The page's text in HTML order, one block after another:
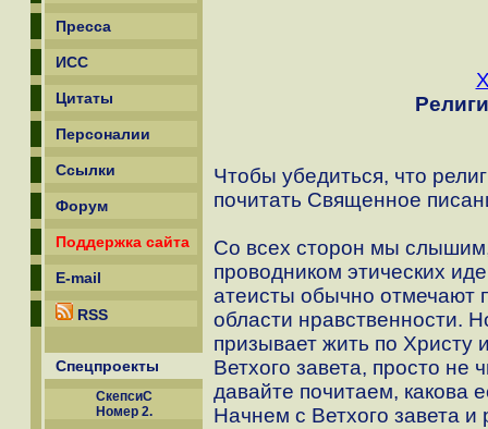
Пресса
ИСС
Цитаты
Персоналии
Ссылки
Форум
Поддержка сайта
E-mail
RSS
Спецпроекты
СкепсиС
Номер 2.
Чтобы убедиться, что
почитать Священное
Со всех сторон мы
проводником этических
атеисты обычно отмечают
области нравственности.
призывает жить по Христу
Ветхого завета, просто не
давайте почитаем, какова
Начнем с Ветхого завета